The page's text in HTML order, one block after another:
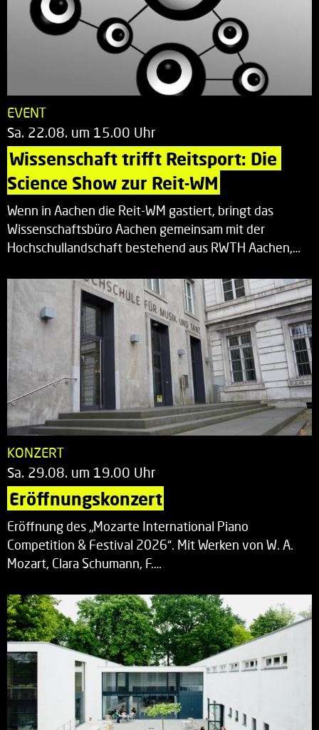
EVENT
Sa. 22.08. um 15.00 Uhr
Wissenschaft trifft Reitsport: Die
Science Show zur Reit-WM
Wenn in Aachen die Reit-WM gastiert, bringt das
Wissenschaftsbüro Aachen gemeinsam mit der
Hochschullandschaft bestehend aus RWTH Aachen,…
KONZERT
Sa. 29.08. um 19.00 Uhr
Eröffnungskonzert
Eröffnung des „Mozarte International Piano
Competition & Festival 2026“. Mit Werken von W. A.
Mozart, Clara Schumann, F.…